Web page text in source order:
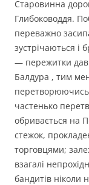
Старовинна
Глибоководдя.
переважно
зустрічаються і
— пережитки
Балдура , тим
перетворюючись
частенько
обривається на
стежок,
торговцями;
взагалі
бандитів ніколи